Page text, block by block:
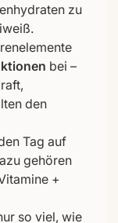
zu
bei –
den
Tag auf
gehören
+
so viel, wie